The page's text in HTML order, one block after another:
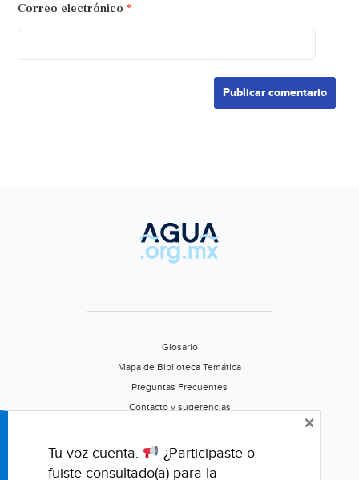
Correo electrónico *
Glosario
Mapa de Biblioteca Temática
Preguntas Frecuentes
Contacto y sugerencias
Califica este portal
Tu voz cuenta.
¿Participaste o
fuiste consultado(a) para la
×